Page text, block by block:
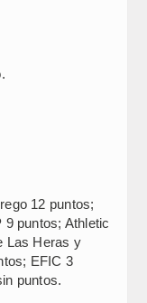
12 puntos;
puntos; Athletic
Las Heras y
EFIC 3
puntos.